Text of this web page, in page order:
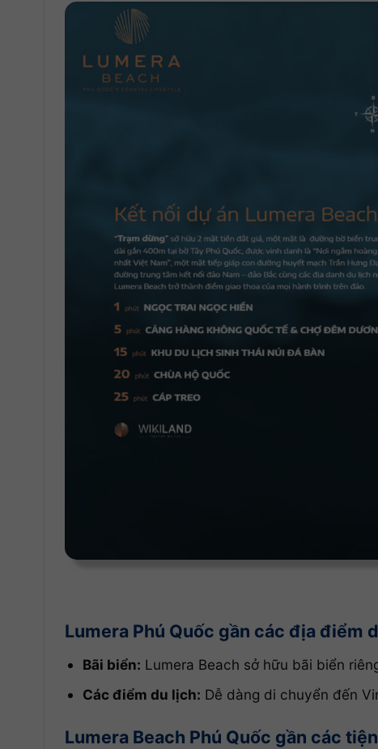
Lumera Phú Quốc gần các địa điểm
Bãi biển: Lumera Beach sở hữu bãi biển
Các điểm du lịch: Dễ dàng di chuyển đến
Lumera Beach Phú Quốc gần các